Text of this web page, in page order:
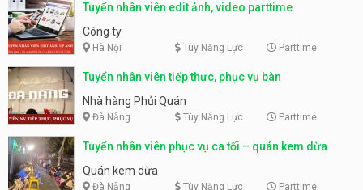
Tuyển nhân viên edit ảnh, video parttime
Công ty
Hà Nội Tùy Năng Lực Parttime
Tuyển nhân viên tiếp thực, phục vụ bàn
Nhà hàng Phủi Quán
Đà Nẵng Tùy Năng Lực Parttime
Tuyển nhân viên phục vụ ca tối – quán kem dừa
Quán kem dừa
Đà Nẵng Tùy Năng Lực Parttime